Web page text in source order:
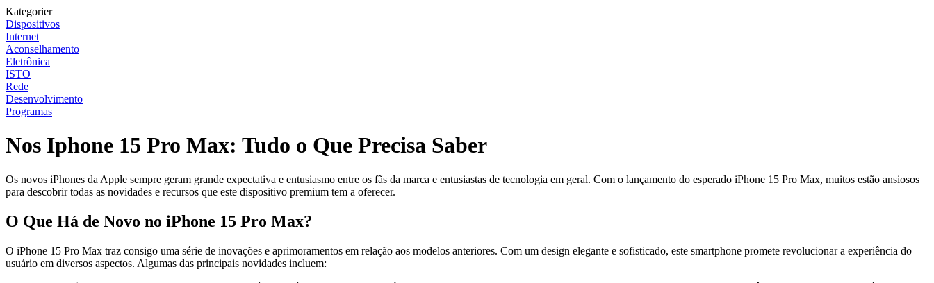
Kategorier
Dispositivos
Internet
Aconselhamento
Eletrônica
ISTO
Rede
Desenvolvimento
Programas
Nos Iphone 15 Pro Max: Tudo o Que Precisa Saber
Os novos iPhones da Apple sempre geram grande expectativa e entusiasmo entre os fãs da marca e entusiastas de tecnologia em geral. Com o lançamento do esperado iPhone 15 Pro Max, muitos estão ansiosos
para descobrir todas as novidades e recursos que este dispositivo premium tem a oferecer.
O Que Há de Novo no iPhone 15 Pro Max?
O iPhone 15 Pro Max traz consigo uma série de inovações e aprimoramentos em relação aos modelos anteriores. Com um design elegante e sofisticado, este smartphone promete revolucionar a experiência do
usuário em diversos aspectos. Algumas das principais novidades incluem: